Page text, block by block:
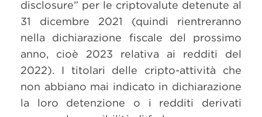
disclosure” per le criptovalute detenute al
31 dicembre 2021 (quindi rientreranno
nella dichiarazione fiscale del prossimo
anno, cioè 2023 relativa ai redditi del
2022). I titolari delle cripto-attività che
non abbiano mai indicato in dichiarazione
la loro detenzione o i redditi derivati